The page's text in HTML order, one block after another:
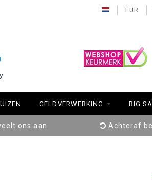
EUR
GELDVERWERKING BIG
ons aan Achteraf